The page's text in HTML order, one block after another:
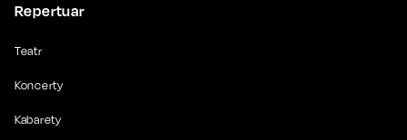
Repertuar
Teatr
Koncerty
Kabarety